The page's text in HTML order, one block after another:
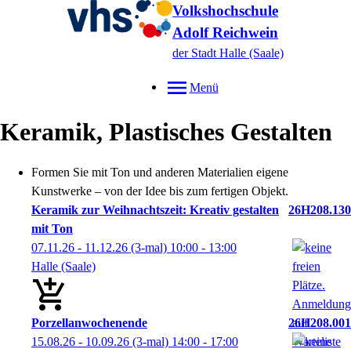
Volkshochschule
Adolf Reichwein
der Stadt Halle (Saale)
Menü
Keramik, Plastisches Gestalten
Formen Sie mit Ton und anderen Materialien eigene
Kunstwerke – von der Idee bis zum fertigen Objekt.
Porzellanwochenende
26H208.001
15.08.26 - 10.09.26 (3-mal) 14:00 - 17:00
Keramik zur Weihnachtszeit: Kreativ gestalten
mit Ton
26H208.130
07.11.26 - 11.12.26 (3-mal) 10:00 - 13:00
Halle (Saale)